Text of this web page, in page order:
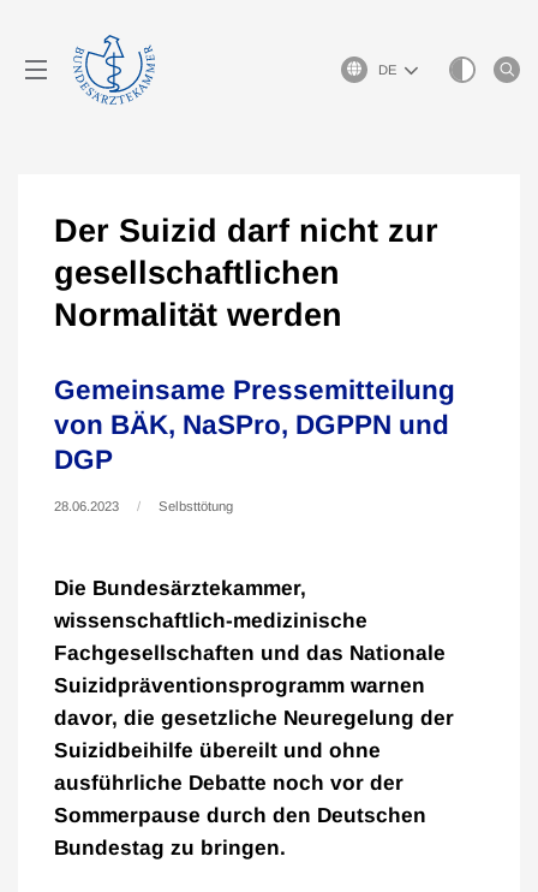
Sprachauswahl
Der Suizid darf nicht zur
gesellschaftlichen
Normalität werden
Gemeinsame Pressemitteilung
von BÄK, NaSPro, DGPPN und
DGP
28.06.2023 Selbsttötung
Die Bundesärztekammer,
wissenschaftlich-medizinische
Fachgesellschaften und das Nationale
Suizidpräventionsprogramm warnen
davor, die gesetzliche Neuregelung der
Suizidbeihilfe übereilt und ohne
ausführliche Debatte noch vor der
Sommerpause durch den Deutschen
Bundestag zu bringen.